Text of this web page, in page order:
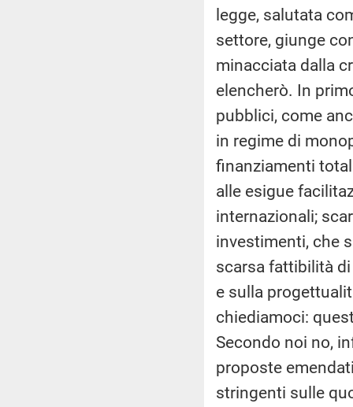
legge, salutata
settore, giunge
minacciata dalla
elencherò. In
pubblici, come
in regime di
finanziamenti
alle esigue
internazionali;
investimenti, che
scarsa fattibilità
e sulla
chiediamoci:
Secondo noi no,
proposte
stringenti sulle